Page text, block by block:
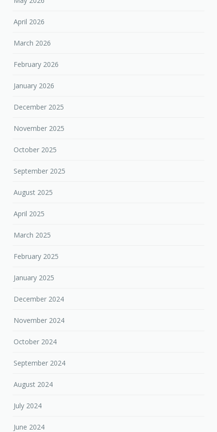
April 2026
March 2026
February 2026
January 2026
December 2025
November 2025
October 2025
September 2025
August 2025
April 2025
March 2025
February 2025
January 2025
December 2024
November 2024
October 2024
September 2024
August 2024
July 2024
June 2024